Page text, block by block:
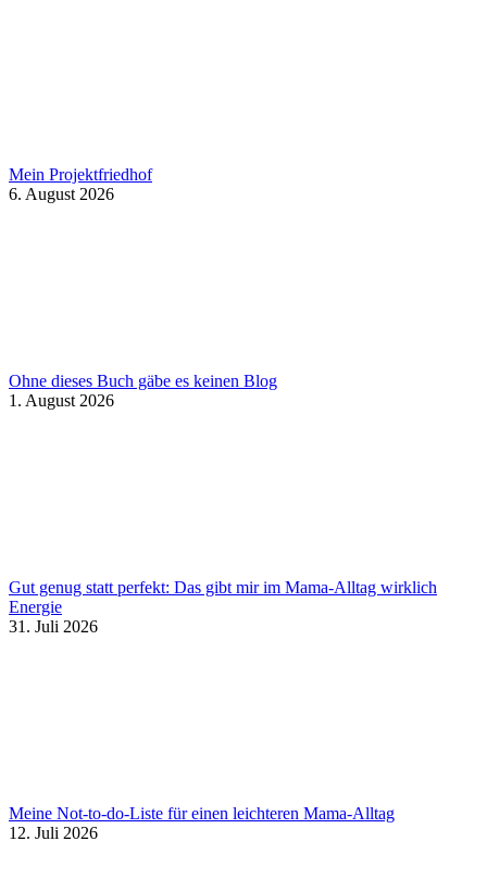
Mein Projektfriedhof
6. August 2026
Ohne dieses Buch gäbe es keinen Blog
1. August 2026
Gut genug statt perfekt: Das gibt mir im Mama-Alltag wirklich
Energie
31. Juli 2026
Meine Not-to-do-Liste für einen leichteren Mama-Alltag
12. Juli 2026